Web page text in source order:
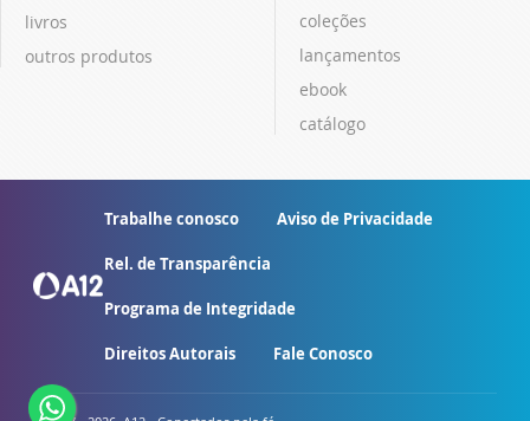
livros
outros produtos
coleções
lançamentos
ebook
catálogo
Trabalhe conosco Aviso de Privacidade
Rel. de Transparência
Programa de Integridade
Direitos Autorais Fale Conosco